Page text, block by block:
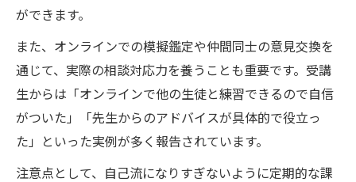
ができます。
また、オンラインでの模擬鑑定や仲間同士の意見交換を
通じて、実際の相談対応力を養うことも重要です。受講
生からは「オンラインで他の生徒と練習できるので自信
がついた」「先生からのアドバイスが具体的で役立っ
た」といった実例が多く報告されています。
注意点として、自己流になりすぎないように定期的な課